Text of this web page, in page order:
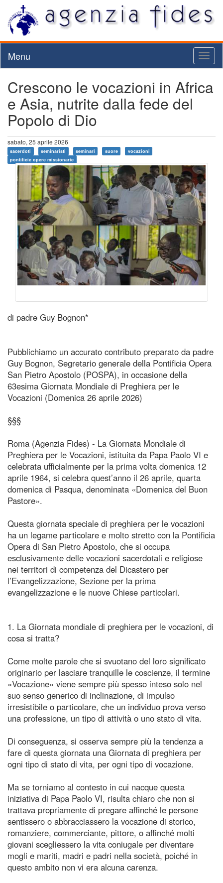
Menu
Crescono le vocazioni in Africa
e Asia, nutrite dalla fede del
Popolo di Dio
sabato, 25 aprile 2026
sacerdoti seminaristi seminari suore
vocazioni
pontificie opere missionarie
di padre Guy Bognon*
Pubblichiamo un accurato contributo preparato da padre
Guy Bognon, Segretario generale della Pontificia Opera
San Pietro Apostolo (POSPA), in occasione della
63esima Giornata Mondiale di Preghiera per le
Vocazioni (Domenica 26 aprile 2026)
§§§
Roma (Agenzia Fides) - La Giornata Mondiale di
Preghiera per le Vocazioni, istituita da Papa Paolo VI e
celebrata ufficialmente per la prima volta domenica 12
aprile 1964, si celebra quest’anno il 26 aprile, quarta
domenica di Pasqua, denominata «Domenica del Buon
Pastore».
Questa giornata speciale di preghiera per le vocazioni
ha un legame particolare e molto stretto con la Pontificia
Opera di San Pietro Apostolo, che si occupa
esclusivamente delle vocazioni sacerdotali e religiose
nei territori di competenza del Dicastero per
l’Evangelizzazione, Sezione per la prima
evangelizzazione e le nuove Chiese particolari.
1. La Giornata mondiale di preghiera per le vocazioni, di
cosa si tratta?
Come molte parole che si svuotano del loro significato
originario per lasciare tranquille le coscienze, il termine
«Vocazione» viene sempre più spesso inteso solo nel
suo senso generico di inclinazione, di impulso
irresistibile o particolare, che un individuo prova verso
una professione, un tipo di attività o uno stato di vita.
Di conseguenza, si osserva sempre più la tendenza a
fare di questa giornata una Giornata di preghiera per
ogni tipo di stato di vita, per ogni tipo di vocazione.
Ma se torniamo al contesto in cui nacque questa
iniziativa di Papa Paolo VI, risulta chiaro che non si
trattava propriamente di pregare affinché le persone
sentissero o abbracciassero la vocazione di storico,
romanziere, commerciante, pittore, o affinché molti
giovani scegliessero la vita coniugale per diventare
mogli e mariti, madri e padri nella società, poiché in
questo ambito non vi era alcuna carenza.